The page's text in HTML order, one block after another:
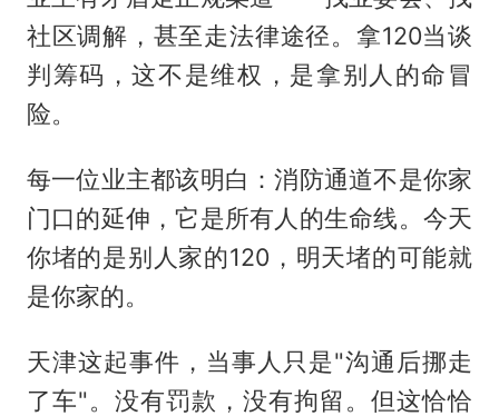
社区调解，甚至走法律途径。拿120当谈
判筹码，这不是维权，是拿别人的命冒
险。
每一位业主都该明白：消防通道不是你家
门口的延伸，它是所有人的生命线。今天
你堵的是别人家的120，明天堵的可能就
是你家的。
天津这起事件，当事人只是"沟通后挪走
了车"。没有罚款，没有拘留。但这恰恰